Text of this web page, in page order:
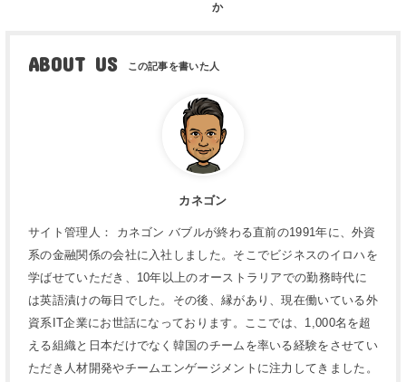
か
ABOUT US
カネゴン
サイト管理人： カネゴン バブルが終わる直前の1991年に、外資
系の金融関係の会社に入社しました。そこでビジネスのイロハを
学ばせていただき、10年以上のオーストラリアでの勤務時代に
は英語漬けの毎日でした。その後、縁があり、現在働いている外
資系IT企業にお世話になっております。ここでは、1,000名を超
える組織と日本だけでなく韓国のチームを率いる経験をさせてい
ただき人材開発やチームエンゲージメントに注力してきました。